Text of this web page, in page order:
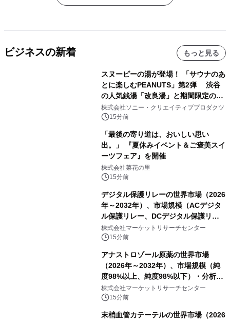
ビジネスの新着 もっと見る
スヌーピーの湯が登場！ 「サウナのあ
とに楽しむPEANUTS」第2弾 渋谷
の人気銭湯「改良湯」と期間限定のコ
ラボレーション サウナイキタイコラ
ボグッズも発売決定！
株式会社ソニー・クリエイティブプロダクツ
15分前
「最後の寄り道は、おいしい思い
出。」 『夏休みイベント＆ご褒美スイ
ーツフェア』を開催
株式会社菜花の里
15分前
デジタル保護リレーの世界市場（2026
年～2032年）、市場規模（ACデジタ
ル保護リレー、DCデジタル保護リレ
ー）・分析レポートを発表
株式会社マーケットリサーチセンター
15分前
アナストロゾール原薬の世界市場
（2026年～2032年）、市場規模（純
度98%以上、純度98%以下）・分析レ
ポートを発表
株式会社マーケットリサーチセンター
15分前
末梢血管カテーテルの世界市場（2026